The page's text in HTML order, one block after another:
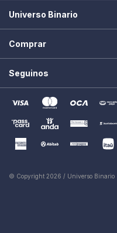
Universo Binario
Comprar
Seguinos
© Copyright 2026 / Universo Binario